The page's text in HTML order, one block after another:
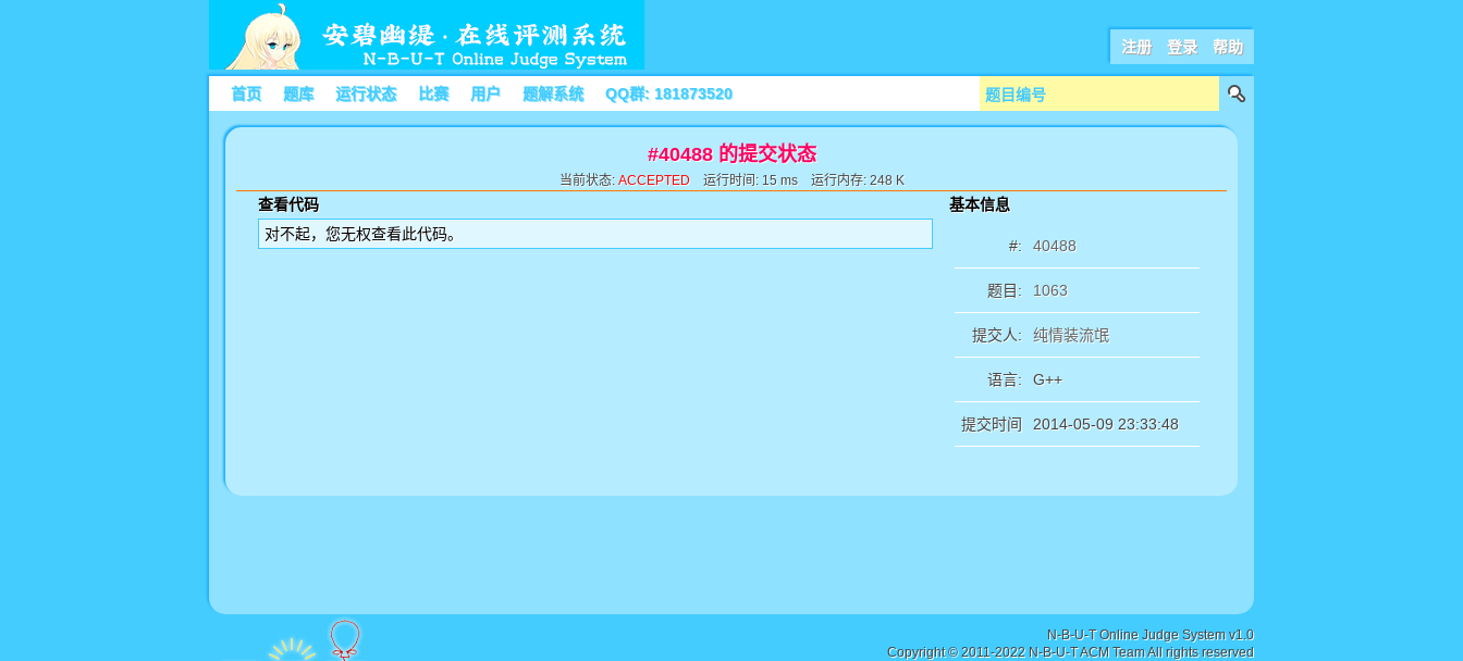
注册 登录 帮助
首页 题库 运行状态 比赛 用户 题解系统 QQ群: 181873520
#40488 的提交状态
当前状态: ACCEPTED运行时间: 15 ms 运行内存: 248 K
查看代码
对不起，您无权查看此代码。
基本信息
#: 40488
题目: 1063
提交人: 纯情装流氓
语言: G++
提交时间 2014-05-09 23:33:48
N-B-U-T Online Judge System v1.0
Copyright © 2011-2022 N-B-U-T ACM Team All rights reserved